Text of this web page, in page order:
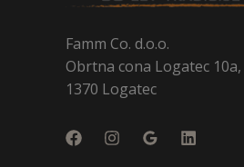
Famm Co. d.o.o.
Obrtna cona Logatec 10a,
1370 Logatec